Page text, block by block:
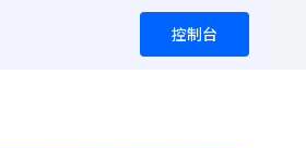
控制台